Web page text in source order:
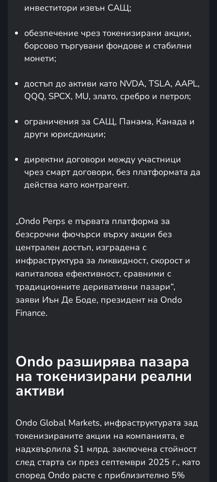
инвеститори извън САЩ;
обезпечение чрез токенизирани акции,
борсово търгувани фондове и стабилни
монети;
достъп до активи като NVDA, TSLA, AAPL,
QQQ, SPCX, MU, злато, сребро и петрол;
ограничения за САЩ, Панама, Канада и
други юрисдикции;
директни договори между участници
чрез смарт договори, без платформата да
действа като контрагент.
„Ondo Perps е първата платформа за
безсрочни фючърси върху акции без
централен достъп, изградена с
инфраструктура за ликвидност, скорост и
капиталова ефективност, сравними с
традиционните деривативни пазари“,
заяви Иън Де Боде, президент на Ondo
Finance.
Ondo разширява пазара
на токенизирани реални
активи
Ondo Global Markets, инфраструктурата зад
токенизираните акции на компанията, е
надхвърлила $1 млрд. заключена стойност
след старта си през септември 2025 г., като
според Ondo расте с приблизително 5%